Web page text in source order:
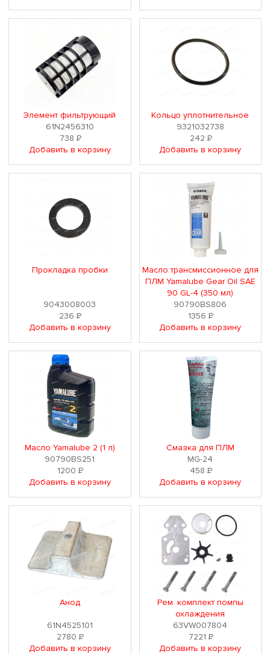
Элемент фильтрующий
61N2456310
738 Р
Добавить в корзину
Кольцо уплотнительное
9321032738
242 Р
Добавить в корзину
Прокладка пробки
9043008003
236Р
Добавить в корзину
Масло трансмиссионное для
ПЛМ Yamalube Gear Oil SAE
90 GL-4 (350 мл)
90790BS806
1356Р
Добавить в корзину
Масло Yamalube 2 (1 л)
90790BS251
1200Р
Добавить в корзину
Смазка для ПЛМ
MG-24
458 Р
Добавить в корзину
Анод
61N4525101
2780Р
Добавить в корзину
Рем. комплект помпы
охлаждения
63VW007804
7221 Р
Добавить в корзину